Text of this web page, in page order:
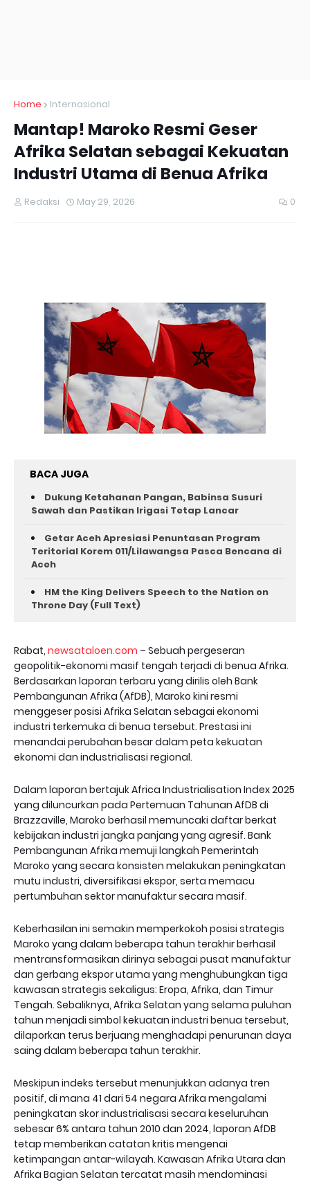
Home Internasional
Mantap! Maroko Resmi Geser
Afrika Selatan sebagai Kekuatan
Industri Utama di Benua Afrika
Redaksi May 29, 2026 0
BACA JUGA
Dukung Ketahanan Pangan, Babinsa Susuri
Sawah dan Pastikan Irigasi Tetap Lancar
Getar Aceh Apresiasi Penuntasan Program
Teritorial Korem 011/Lilawangsa Pasca Bencana di
Aceh ‎
HM the King Delivers Speech to the Nation on
Throne Day (Full Text)
Rabat, newsataloen.com – Sebuah pergeseran
geopolitik-ekonomi masif tengah terjadi di benua Afrika.
Berdasarkan laporan terbaru yang dirilis oleh Bank
Pembangunan Afrika (AfDB), Maroko kini resmi
menggeser posisi Afrika Selatan sebagai ekonomi
industri terkemuka di benua tersebut. Prestasi ini
menandai perubahan besar dalam peta kekuatan
ekonomi dan industrialisasi regional.
Dalam laporan bertajuk Africa Industrialisation Index 2025
yang diluncurkan pada Pertemuan Tahunan AfDB di
Brazzaville, Maroko berhasil memuncaki daftar berkat
kebijakan industri jangka panjang yang agresif. Bank
Pembangunan Afrika memuji langkah Pemerintah
Maroko yang secara konsisten melakukan peningkatan
mutu industri, diversifikasi ekspor, serta memacu
pertumbuhan sektor manufaktur secara masif.
Keberhasilan ini semakin memperkokoh posisi strategis
Maroko yang dalam beberapa tahun terakhir berhasil
mentransformasikan dirinya sebagai pusat manufaktur
dan gerbang ekspor utama yang menghubungkan tiga
kawasan strategis sekaligus: Eropa, Afrika, dan Timur
Tengah. Sebaliknya, Afrika Selatan yang selama puluhan
tahun menjadi simbol kekuatan industri benua tersebut,
dilaporkan terus berjuang menghadapi penurunan daya
saing dalam beberapa tahun terakhir.
Meskipun indeks tersebut menunjukkan adanya tren
positif, di mana 41 dari 54 negara Afrika mengalami
peningkatan skor industrialisasi secara keseluruhan
sebesar 6% antara tahun 2010 dan 2024, laporan AfDB
tetap memberikan catatan kritis mengenai
ketimpangan antar-wilayah. Kawasan Afrika Utara dan
Afrika Bagian Selatan tercatat masih mendominasi